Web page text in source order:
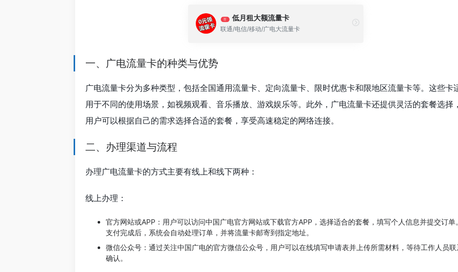
荐 低月租大额流量卡
联通/电信/移动/广电大流量卡
一、广电流量卡的种类与优势
广电流量卡分为多种类型，包括全国通用流量卡、定向流量卡、限时优惠卡和限地区流量卡等。这些卡
用于不同的使用场景，如视频观看、音乐播放、游戏娱乐等。此外，广电流量卡还提供灵活的套餐选择
用户可以根据自己的需求选择合适的套餐，享受高速稳定的网络连接。
二、办理渠道与流程
办理广电流量卡的方式主要有线上和线下两种：
线上办理：
官方网站或APP：用户可以访问中国广电官方网站或下载官方APP，选择适合的套餐，填写个人信息并提交订单
支付完成后，系统会自动处理订单，并将流量卡邮寄到指定地址。
微信公众号：通过关注中国广电的官方微信公众号，用户可以在线填写申请表并上传所需材料，等待工作人员联
确认。